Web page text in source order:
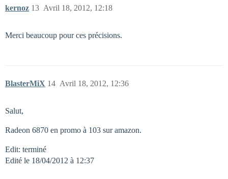
kernoz Avril 18, 2012, 12:18
13
Merci beaucoup pour ces précisions.
BlasterMiX Avril 18, 2012, 12:36
14
Salut,
Radeon 6870 en promo à 103 sur amazon.
Edit: terminé
Edité le 18/04/2012 à 12:37